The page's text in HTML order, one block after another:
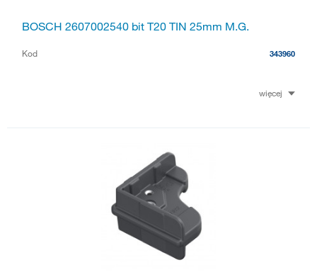
BOSCH 2607002540 bit T20 TIN 25mm M.G.
Kod 343960
więcej